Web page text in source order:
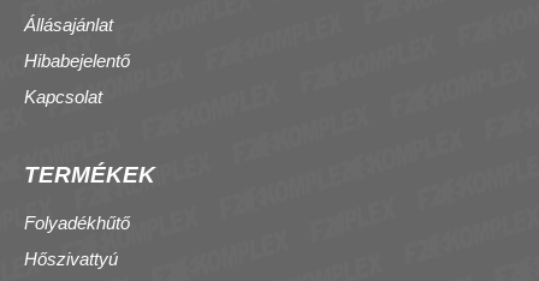
Állásajánlat
Hibabejelentő
Kapcsolat
TERMÉKEK
Folyadékhűtő
Hőszivattyú